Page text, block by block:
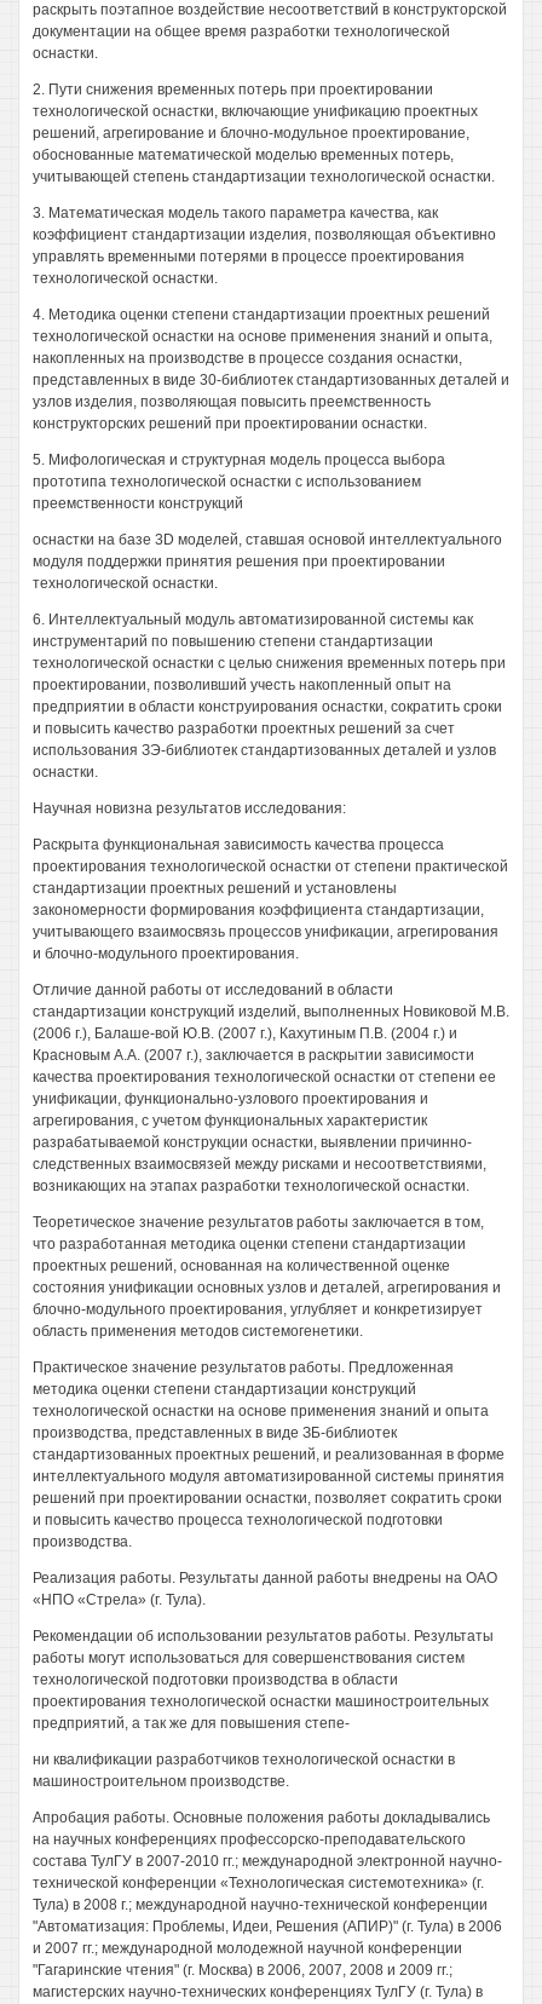
раскрыть поэтапное воздействие несоответствий в конструкторской
документации на общее время разработки технологической
оснастки.
2. Пути снижения временных потерь при проектировании
технологической оснастки, включающие унификацию проектных
решений, агрегирование и блочно-модульное проектирование,
обоснованные математической моделью временных потерь,
учитывающей степень стандартизации технологической оснастки.
3. Математическая модель такого параметра качества, как
коэффициент стандартизации изделия, позволяющая объективно
управлять временными потерями в процессе проектирования
технологической оснастки.
4. Методика оценки степени стандартизации проектных решений
технологической оснастки на основе применения знаний и опыта,
накопленных на производстве в процессе создания оснастки,
представленных в виде 30-библиотек стандартизованных деталей и
узлов изделия, позволяющая повысить преемственность
конструкторских решений при проектировании оснастки.
5. Мифологическая и структурная модель процесса выбора
прототипа технологической оснастки с использованием
преемственности конструкций
оснастки на базе 3D моделей, ставшая основой интеллектуального
модуля поддержки принятия решения при проектировании
технологической оснастки.
6. Интеллектуальный модуль автоматизированной системы как
инструментарий по повышению степени стандартизации
технологической оснастки с целью снижения временных потерь при
проектировании, позволивший учесть накопленный опыт на
предприятии в области конструирования оснастки, сократить сроки
и повысить качество разработки проектных решений за счет
использования ЗЭ-библиотек стандартизованных деталей и узлов
оснастки.
Научная новизна результатов исследования:
Раскрыта функциональная зависимость качества процесса
проектирования технологической оснастки от степени практической
стандартизации проектных решений и установлены
закономерности формирования коэффициента стандартизации,
учитывающего взаимосвязь процессов унификации, агрегирования
и блочно-модульного проектирования.
Отличие данной работы от исследований в области
стандартизации конструкций изделий, выполненных Новиковой М.В.
(2006 г.), Балаше-вой Ю.В. (2007 г.), Кахутиным П.В. (2004 г.) и
Красновым A.A. (2007 г.), заключается в раскрытии зависимости
качества проектирования технологической оснастки от степени ее
унификации, функционально-узлового проектирования и
агрегирования, с учетом функциональных характеристик
разрабатываемой конструкции оснастки, выявлении причинно-
следственных взаимосвязей между рисками и несоответствиями,
возникающих на этапах разработки технологической оснастки.
Теоретическое значение результатов работы заключается в том,
что разработанная методика оценки степени стандартизации
проектных решений, основанная на количественной оценке
состояния унификации основных узлов и деталей, агрегирования и
блочно-модульного проектирования, углубляет и конкретизирует
область применения методов системогенетики.
Практическое значение результатов работы. Предложенная
методика оценки степени стандартизации конструкций
технологической оснастки на основе применения знаний и опыта
производства, представленных в виде ЗБ-библиотек
стандартизованных проектных решений, и реализованная в форме
интеллектуального модуля автоматизированной системы принятия
решений при проектировании оснастки, позволяет сократить сроки
и повысить качество процесса технологической подготовки
производства.
Реализация работы. Результаты данной работы внедрены на ОАО
«НПО «Стрела» (г. Тула).
Рекомендации об использовании результатов работы. Результаты
работы могут использоваться для совершенствования систем
технологической подготовки производства в области
проектирования технологической оснастки машиностроительных
предприятий, а так же для повышения степе-
ни квалификации разработчиков технологической оснастки в
машиностроительном производстве.
Апробация работы. Основные положения работы докладывались
на научных конференциях профессорско-преподавательского
состава ТулГУ в 2007-2010 гг.; международной электронной научно-
технической конференции «Технологическая системотехника» (г.
Тула) в 2008 г.; международной научно-технической конференции
"Автоматизация: Проблемы, Идеи, Решения (АПИР)" (г. Тула) в 2006
и 2007 гг.; международной молодежной научной конференции
"Гагаринские чтения" (г. Москва) в 2006, 2007, 2008 и 2009 гг.;
магистерских научно-технических конференциях ТулГУ (г. Тула) в